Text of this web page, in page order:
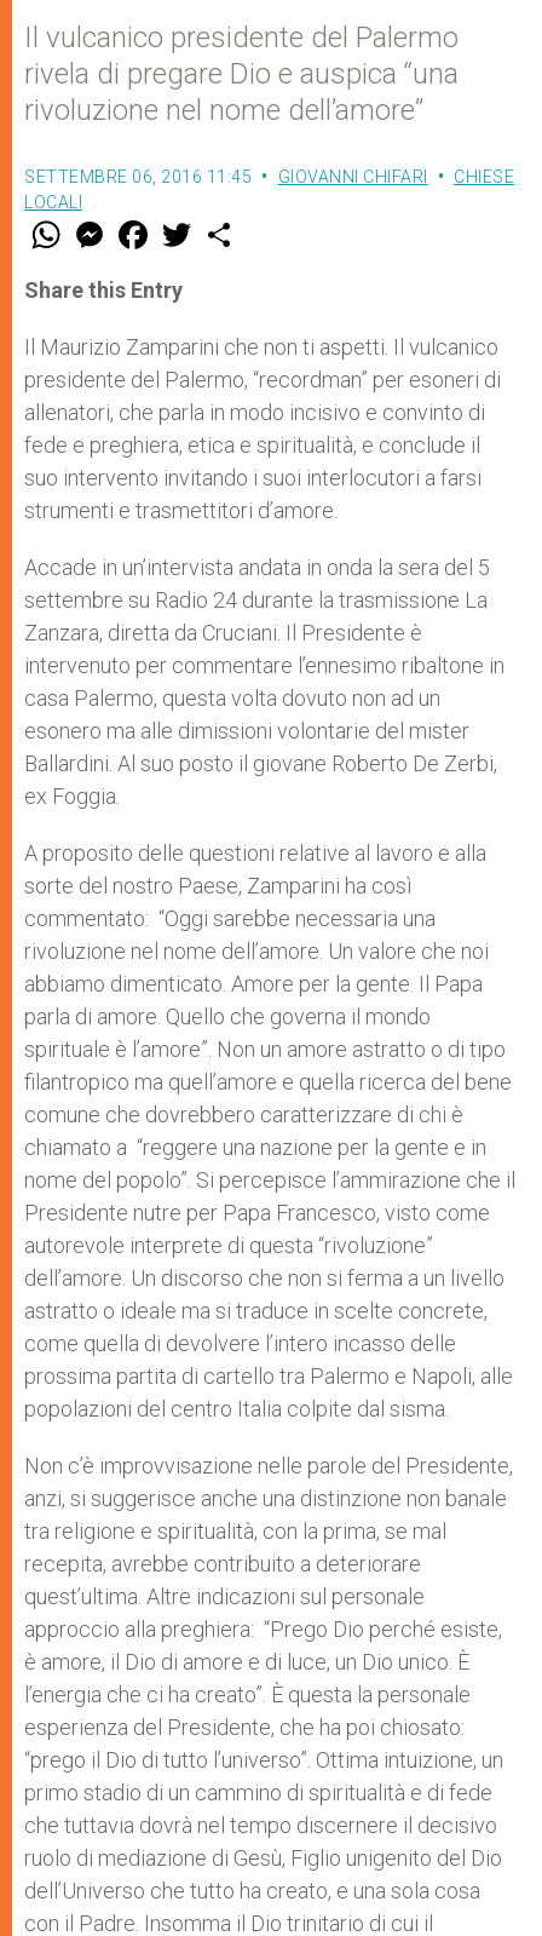
Il vulcanico presidente del Palermo
rivela di pregare Dio e auspica “una
rivoluzione nel nome dell’amore”
SETTEMBRE 06, 2016 11:45 GIOVANNI CHIFARI
CHIESE
LOCALI
W
t
s
p
p
M
e
s
e
g
e
r
F
a
e
b
o
k
w
r
Share this Entry
Il Maurizio Zamparini che non ti aspetti. Il vulcanico
presidente del Palermo, “recordman” per esoneri di
allenatori, che parla in modo incisivo e convinto di
fede e preghiera, etica e spiritualità, e conclude il
suo intervento invitando i suoi interlocutori a farsi
strumenti e trasmettitori d’amore.
Accade in un’intervista andata in onda la sera del 5
settembre su Radio 24 durante la trasmissione La
Zanzara, diretta da Cruciani. Il Presidente è
intervenuto per commentare l’ennesimo ribaltone in
casa Palermo, questa volta dovuto non ad un
esonero ma alle dimissioni volontarie del mister
Ballardini. Al suo posto il giovane Roberto De Zerbi,
ex Foggia.
A proposito delle questioni relative al lavoro e alla
sorte del nostro Paese, Zamparini ha così
commentato: “Oggi sarebbe necessaria una
rivoluzione nel nome dell’amore. Un valore che noi
abbiamo dimenticato. Amore per la gente. Il Papa
parla di amore. Quello che governa il mondo
spirituale è l’amore”. Non un amore astratto o di tipo
filantropico ma quell’amore e quella ricerca del bene
comune che dovrebbero caratterizzare di chi è
chiamato a “reggere una nazione per la gente e in
nome del popolo”. Si percepisce l’ammirazione che il
Presidente nutre per Papa Francesco, visto come
autorevole interprete di questa “rivoluzione”
dell’amore. Un discorso che non si ferma a un livello
astratto o ideale ma si traduce in scelte concrete,
come quella di devolvere l’intero incasso delle
prossima partita di cartello tra Palermo e Napoli, alle
popolazioni del centro Italia colpite dal sisma.
Non c’è improvvisazione nelle parole del Presidente,
anzi, si suggerisce anche una distinzione non banale
tra religione e spiritualità, con la prima, se mal
recepita, avrebbe contribuito a deteriorare
quest’ultima. Altre indicazioni sul personale
approccio alla preghiera: “Prego Dio perché esiste,
è amore, il Dio di amore e di luce, un Dio unico. È
l’energia che ci ha creato”. È questa la personale
esperienza del Presidente, che ha poi chiosato:
“prego il Dio di tutto l’universo”. Ottima intuizione, un
primo stadio di un cammino di spiritualità e di fede
che tuttavia dovrà nel tempo discernere il decisivo
ruolo di mediazione di Gesù, Figlio unigenito del Dio
dell’Universo che tutto ha creato, e una sola cosa
con il Padre. Insomma il Dio trinitario di cui il